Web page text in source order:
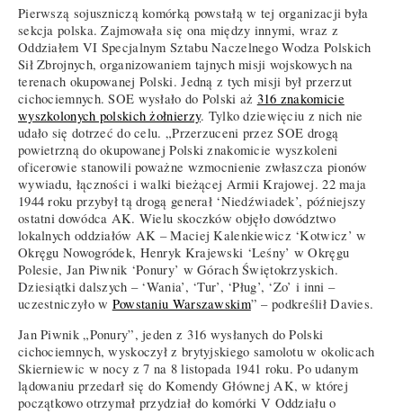
Pierwszą sojuszniczą komórką powstałą w tej organizacji była
sekcja polska. Zajmowała się ona między innymi, wraz z
Oddziałem VI Specjalnym Sztabu Naczelnego Wodza Polskich
Sił Zbrojnych, organizowaniem tajnych misji wojskowych na
terenach okupowanej Polski. Jedną z tych misji był przerzut
cichociemnych. SOE wysłało do Polski aż 316 znakomicie
wyszkolonych polskich żołnierzy. Tylko dziewięciu z nich nie
udało się dotrzeć do celu. „Przerzuceni przez SOE drogą
powietrzną do okupowanej Polski znakomicie wyszkoleni
oficerowie stanowili poważne wzmocnienie zwłaszcza pionów
wywiadu, łączności i walki bieżącej Armii Krajowej. 22 maja
1944 roku przybył tą drogą generał ‘Niedźwiadek’, późniejszy
ostatni dowódca AK. Wielu skoczków objęło dowództwo
lokalnych oddziałów AK – Maciej Kalenkiewicz ‘Kotwicz’ w
Okręgu Nowogródek, Henryk Krajewski ‘Leśny’ w Okręgu
Polesie, Jan Piwnik ‘Ponury’ w Górach Świętokrzyskich.
Dziesiątki dalszych – ‘Wania’, ‘Tur’, ‘Pług’, ‘Zo’ i inni –
uczestniczyło w Powstaniu Warszawskim” – podkreślił Davies.
Jan Piwnik „Ponury”, jeden z 316 wysłanych do Polski
cichociemnych, wyskoczył z brytyjskiego samolotu w okolicach
Skierniewic w nocy z 7 na 8 listopada 1941 roku. Po udanym
lądowaniu przedarł się do Komendy Głównej AK, w której
początkowo otrzymał przydział do komórki V Oddziału o